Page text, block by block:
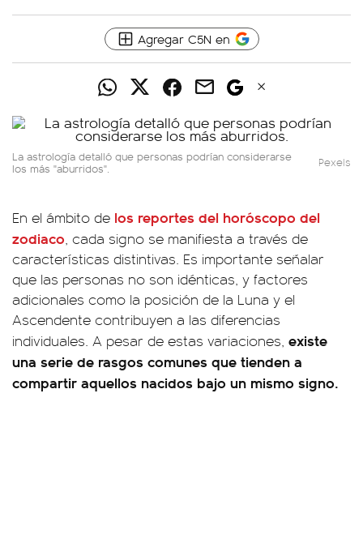
Agregar C5N en
La astrología detalló que personas podrían considerarse
los más "aburridos". Pexels
En el ámbito de los reportes del horóscopo del
zodiaco, cada signo se manifiesta a través de
características distintivas. Es importante señalar
que las personas no son idénticas, y factores
adicionales como la posición de la Luna y el
Ascendente contribuyen a las diferencias
individuales. A pesar de estas variaciones, existe
una serie de rasgos comunes que tienden a
compartir aquellos nacidos bajo un mismo signo.